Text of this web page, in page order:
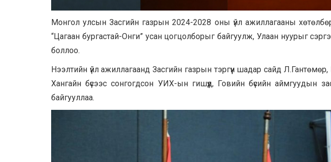
Монгол улсын Засгийн газрын 2024-2028 оны үйл ажиллагааны
“Цагаан бургастай-Онги” усан цогцолборыг байгуулж, Улаан нуурыг
боллоо.
Нээлтийн үйл ажиллагаанд Засгийн газрын тэргүүн шадар сайд
Хангайн бүсээс сонгогдсон УИХ-ын гишүүд, Говийн бүсийн аймгуудын
байгууллаа.